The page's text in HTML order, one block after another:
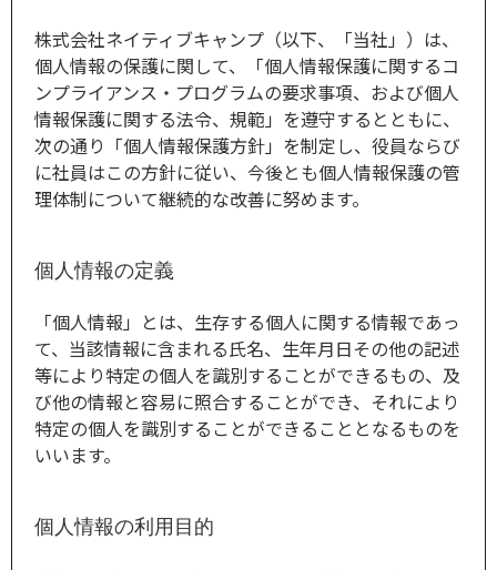
株式会社ネイティブキャンプ（以下、「当社」）は、
個人情報の保護に関して、「個人情報保護に関するコ
ンプライアンス・プログラムの要求事項、および個人
情報保護に関する法令、規範」を遵守するとともに、
次の通り「個人情報保護方針」を制定し、役員ならび
に社員はこの方針に従い、今後とも個人情報保護の管
理体制について継続的な改善に努めます。
個人情報の定義
「個人情報」とは、生存する個人に関する情報であっ
て、当該情報に含まれる氏名、生年月日その他の記述
等により特定の個人を識別することができるもの、及
び他の情報と容易に照合することができ、それにより
特定の個人を識別することができることとなるものを
いいます。
個人情報の利用目的